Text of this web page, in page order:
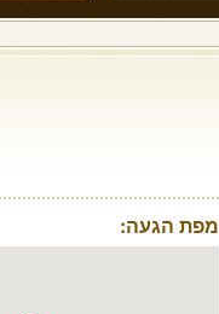
מפת הגעה: